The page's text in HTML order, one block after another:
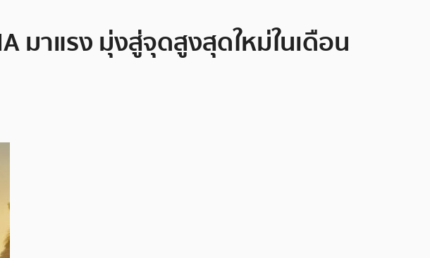
มาแรง มุ่งสู่จุดสูงสุดใหม่ในเดือน